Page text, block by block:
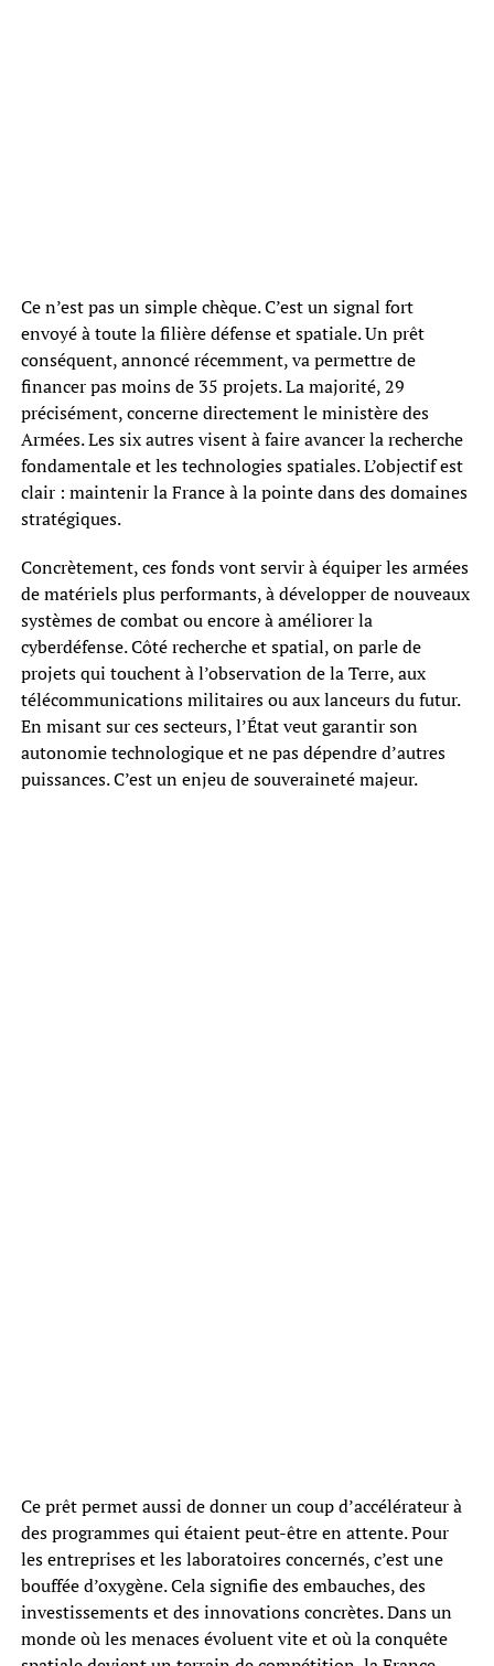
Ce n’est pas un simple chèque. C’est un signal fort
envoyé à toute la filière défense et spatiale. Un prêt
conséquent, annoncé récemment, va permettre de
financer pas moins de 35 projets. La majorité, 29
précisément, concerne directement le ministère des
Armées. Les six autres visent à faire avancer la recherche
fondamentale et les technologies spatiales. L’objectif est
clair : maintenir la France à la pointe dans des domaines
stratégiques.
Concrètement, ces fonds vont servir à équiper les armées
de matériels plus performants, à développer de nouveaux
systèmes de combat ou encore à améliorer la
cyberdéfense. Côté recherche et spatial, on parle de
projets qui touchent à l’observation de la Terre, aux
télécommunications militaires ou aux lanceurs du futur.
En misant sur ces secteurs, l’État veut garantir son
autonomie technologique et ne pas dépendre d’autres
puissances. C’est un enjeu de souveraineté majeur.
Ce prêt permet aussi de donner un coup d’accélérateur à
des programmes qui étaient peut-être en attente. Pour
les entreprises et les laboratoires concernés, c’est une
bouffée d’oxygène. Cela signifie des embauches, des
investissements et des innovations concrètes. Dans un
monde où les menaces évoluent vite et où la conquête